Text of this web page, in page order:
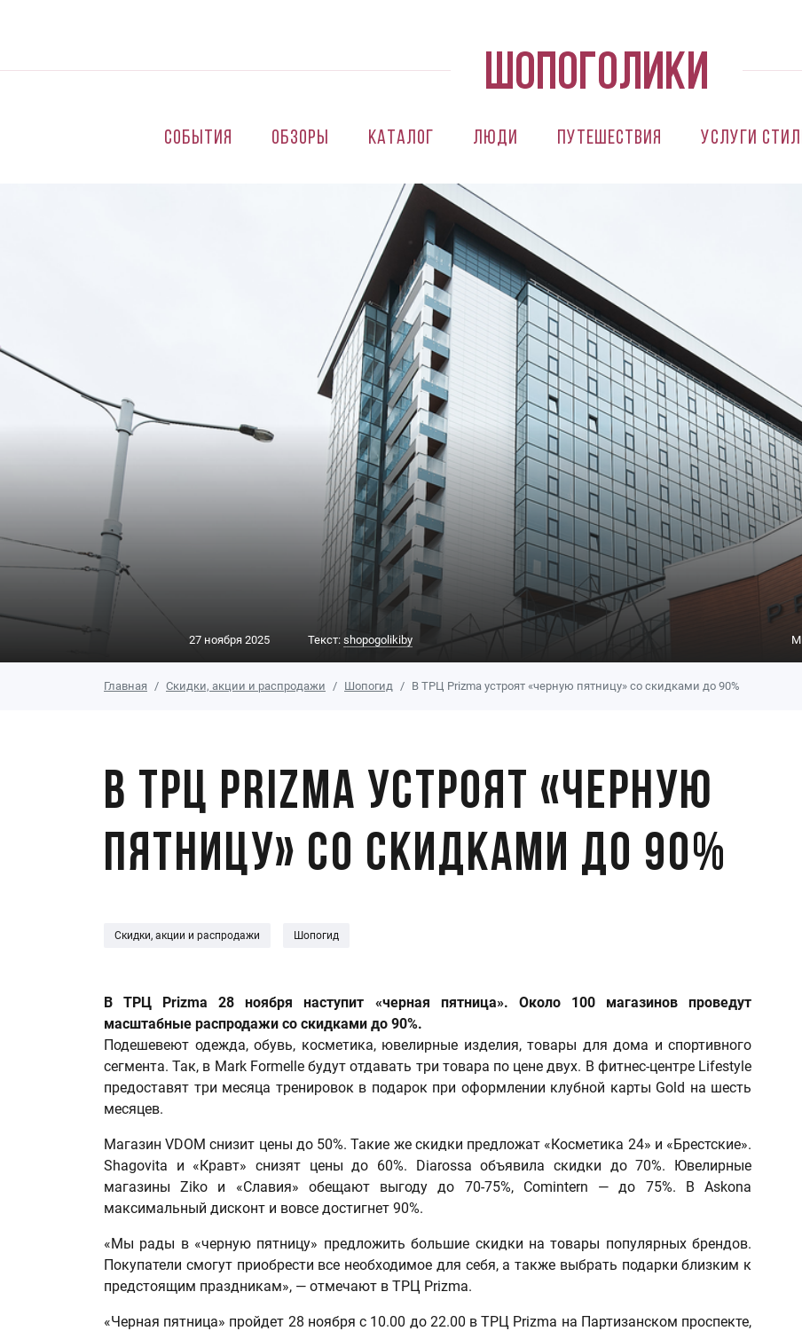
События Обзоры Каталог Люди Путешествия Услуги
27 ноября 2025 Текст:shopogolikiby
Главная Скидки, акции и распродажи Шопогид В ТРЦ Prizma устроят «черную пятницу» со скидками до 90%
В ТРЦ Prizma устроят «черную
пятницу» со скидками до 90%
Скидки, акции и распродажи Шопогид
В ТРЦ Prizma 28 ноября наступит «черная пятница». Около 100 магазинов проведут
масштабные распродажи со скидками до 90%.
Подешевеют одежда, обувь, косметика, ювелирные изделия, товары для дома и спортивного
сегмента. Так, в Mark Formelle будут отдавать три товара по цене двух. В фитнес-центре Lifestyle
предоставят три месяца тренировок в подарок при оформлении клубной карты Gold на шесть
месяцев.
Магазин VDOM снизит цены до 50%. Такие же скидки предложат «Косметика 24» и «Брестские».
Shagovita и «Кравт» снизят цены до 60%. Diarossa объявила скидки до 70%. Ювелирные
магазины Ziko и «Славия» обещают выгоду до 70-75%, Comintern — до 75%. В Askona
максимальный дисконт и вовсе достигнет 90%.
«Мы рады в «черную пятницу» предложить большие скидки на товары популярных брендов.
Покупатели смогут приобрести все необходимое для себя, а также выбрать подарки близким к
предстоящим праздникам», — отмечают в ТРЦ Prizma.
«Черная пятница» пройдет 28 ноября с 10.00 до 22.00 в ТРЦ Prizma на Партизанском проспекте,